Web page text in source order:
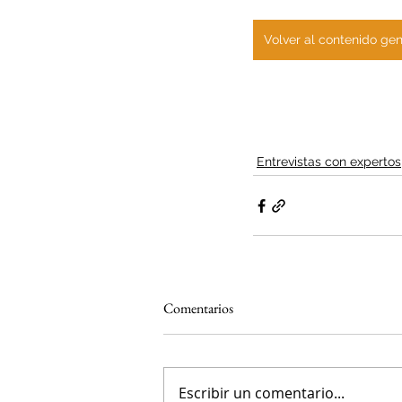
Volver al contenido
Entrevistas con expertos
Comentarios
Escribir un comentario...